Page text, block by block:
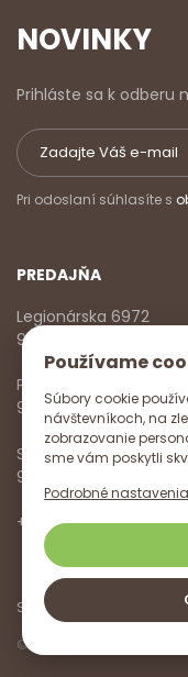
Používame
Súbory cookie
návštevníkoch, na
zobrazovanie
sme vám poskytli
Podrobné nastavenia
NOVINKY
Prihláste sa k odberu
Pri odoslaní súhlasíte s
PREDAJŇA
Legionárska 6972
911 01 Trenčín
Pondelok - Piatok
9:00 - 17:00
Sobota
9:00 - 12:00
+421 918 785 620,
© Vitanella 2026
Sledujte nás na